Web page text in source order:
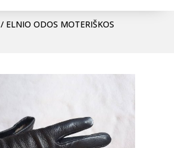
/ ELNIO ODOS MOTERIŠKOS